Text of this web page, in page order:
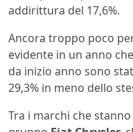
addirittura del 17,6%.
Ancora troppo poco
evidente in un anno
da inizio anno sono
29,3% in meno dello
Tra i marchi che